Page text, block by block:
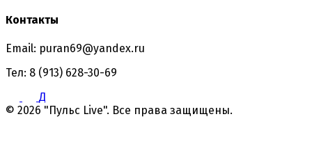
Контакты
Email: puran69@yandex.ru
Тел: 8 (913) 628-30-69
Д
© 2026 "Пульс Live". Все права защищены.